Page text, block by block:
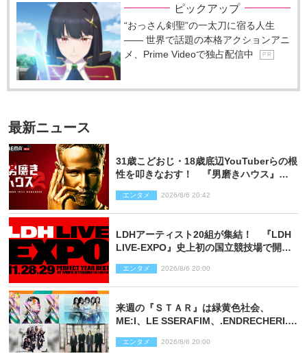
ピックアップ
“おっさん剣聖”の一太刀に宿る人生
―― 世界で話題の本格アクションアニ
メ、Prime Videoで独占配信中
P R
最新ニュース
31歳こどおじ・18歳底辺YouTuberらの根
性を叩きなおす！ 『男磨きハウス』第2
エンタメ 2026/8/6 20:42
LDHアーティスト20組が集結！ 『LDH
LIVE‐EXPO』史上初の国立競技場で開催
エンタメ 2026/8/6 20:00
来週の『ＳＴＡＲ』は緑黄色社会、
ME:I、LE SSERAFIM、.ENDRECHERI.が
エンタメ 2026/8/6 20:00